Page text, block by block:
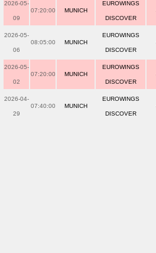
2026-05-
09
07:20:00 MUNICH
EUROWINGS
DISCOVER
2026-05-
06
08:05:00 MUNICH
EUROWINGS
DISCOVER
2026-05-
02
07:20:00 MUNICH
EUROWINGS
DISCOVER
2026-04-
29
07:40:00 MUNICH
EUROWINGS
DISCOVER